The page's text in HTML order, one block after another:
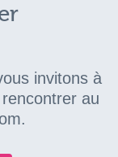
invitons à
au